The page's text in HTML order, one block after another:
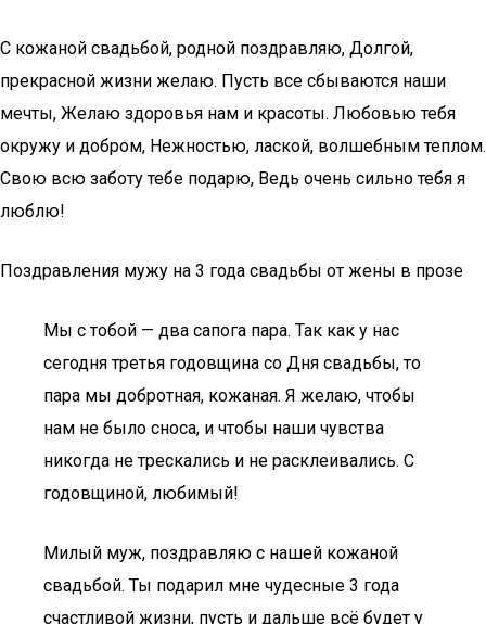
С кожаной свадьбой, родной поздравляю, Долгой,
прекрасной жизни желаю. Пусть все сбываются наши
мечты, Желаю здоровья нам и красоты. Любовью тебя
окружу и добром, Нежностью, лаской, волшебным теплом.
Свою всю заботу тебе подарю, Ведь очень сильно тебя я
люблю!
Поздравления мужу на 3 года свадьбы от жены в прозе
Мы с тобой — два сапога пара. Так как у нас
сегодня третья годовщина со Дня свадьбы, то
пара мы добротная, кожаная. Я желаю, чтобы
нам не было сноса, и чтобы наши чувства
никогда не трескались и не расклеивались. С
годовщиной, любимый!
Милый муж, поздравляю с нашей кожаной
свадьбой. Ты подарил мне чудесные 3 года
счастливой жизни, пусть и дальше всё будет у